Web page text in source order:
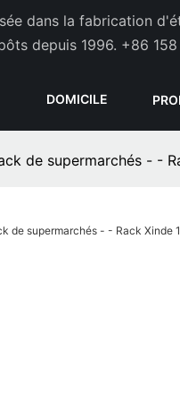
dans la fabrication
depuis 1996. +86
DOMICILE
de supermarchés - -